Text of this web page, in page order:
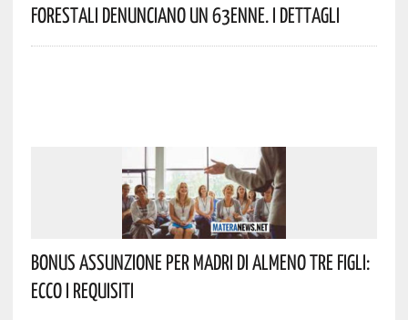
Forestali Denunciano Un 63enne. I Dettagli
Bonus Assunzione Per Madri Di Almeno Tre Figli:
Ecco I Requisiti